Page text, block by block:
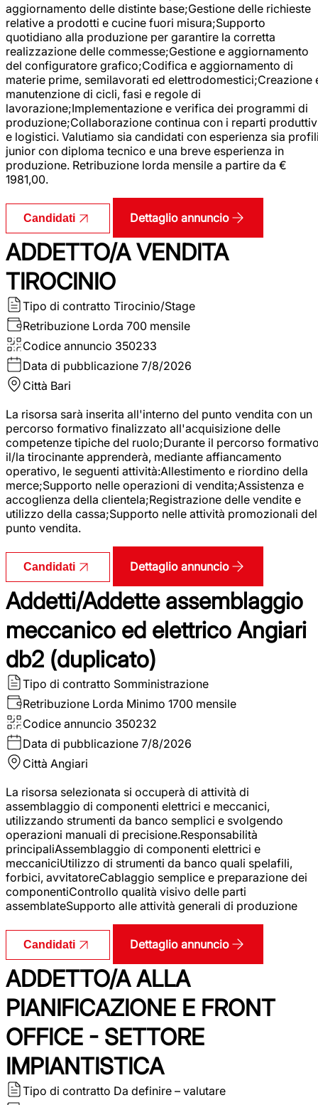
aggiornamento delle distinte base;Gestione delle richieste
relative a prodotti e cucine fuori misura;Supporto
quotidiano alla produzione per garantire la corretta
realizzazione delle commesse;Gestione e aggiornamento
del configuratore grafico;Codifica e aggiornamento di
materie prime, semilavorati ed elettrodomestici;Creazione
manutenzione di cicli, fasi e regole di
lavorazione;Implementazione e verifica dei programmi di
produzione;Collaborazione continua con i reparti
e logistici. Valutiamo sia candidati con esperienza sia
junior con diploma tecnico e una breve esperienza in
produzione. Retribuzione lorda mensile a partire da €
1981,00.
Candidati Dettaglio annuncio
ADDETTO/A VENDITA
TIROCINIO
Tipo di contratto Tirocinio/Stage
Retribuzione Lorda 700 mensile
Codice annuncio 350233
Data di pubblicazione 7/8/2026
Città Bari
La risorsa sarà inserita all'interno del punto vendita con un
percorso formativo finalizzato all'acquisizione delle
competenze tipiche del ruolo;Durante il percorso
il/la tirocinante apprenderà, mediante affiancamento
operativo, le seguenti attività:Allestimento e riordino della
merce;Supporto nelle operazioni di vendita;Assistenza e
accoglienza della clientela;Registrazione delle vendite e
utilizzo della cassa;Supporto nelle attività promozionali del
punto vendita.
Candidati Dettaglio annuncio
Addetti/Addette assemblaggio
meccanico ed elettrico Angiari
db2 (duplicato)
Tipo di contratto Somministrazione
Retribuzione Lorda Minimo 1700 mensile
Codice annuncio 350232
Data di pubblicazione 7/8/2026
Città Angiari
La risorsa selezionata si occuperà di attività di
assemblaggio di componenti elettrici e meccanici,
utilizzando strumenti da banco semplici e svolgendo
operazioni manuali di precisione.Responsabilità
principaliAssemblaggio di componenti elettrici e
meccaniciUtilizzo di strumenti da banco quali spelafili,
forbici, avvitatoreCablaggio semplice e preparazione dei
componentiControllo qualità visivo delle parti
assemblateSupporto alle attività generali di produzione
Candidati Dettaglio annuncio
ADDETTO/A ALLA
PIANIFICAZIONE E FRONT
OFFICE - SETTORE
IMPIANTISTICA
Tipo di contratto Da definire – valutare